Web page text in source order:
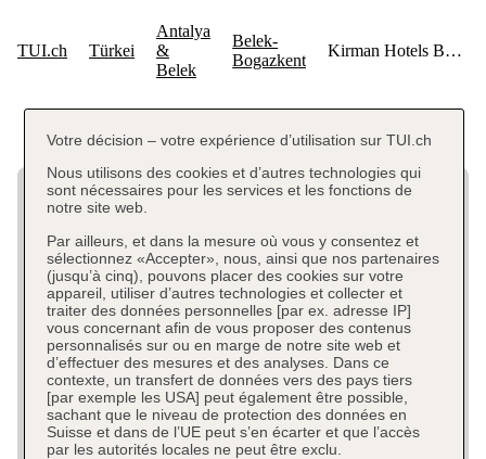
Votre décision – votre expérience d’utilisation sur TUI.ch
Nous utilisons des cookies et d’autres technologies qui
sont nécessaires pour les services et les fonctions de
notre site web.
Par ailleurs, et dans la mesure où vous y consentez et
sélectionnez «Accepter», nous, ainsi que nos partenaires
(jusqu’à cinq), pouvons placer des cookies sur votre
appareil, utiliser d’autres technologies et collecter et
traiter des données personnelles [par ex. adresse IP]
vous concernant afin de vous proposer des contenus
personnalisés sur ou en marge de notre site web et
d’effectuer des mesures et des analyses. Dans ce
contexte, un transfert de données vers des pays tiers
[par exemple les USA] peut également être possible,
sachant que le niveau de protection des données en
Suisse et dans de l’UE peut s’en écarter et que l’accès
par les autorités locales ne peut être exclu.